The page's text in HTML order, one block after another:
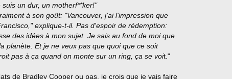
un dur, un motherf**ker!"
à son goût: "Vancouver, j'ai l'impression que
explique-t-il. Pas d'espoir de rédemption:
des idées à mon sujet. Je sais au fond de moi que
planète. Et je ne veux pas que quoi que ce soit
pas à ça quand on monte sur un ring, ça se voit."
de Bradley Cooper ou pas, je crois que je vais faire